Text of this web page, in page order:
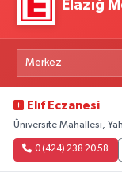
Elazığ
Elıf Eczanesi
Üniversite Mahallesi,
0 (424) 238 20 58